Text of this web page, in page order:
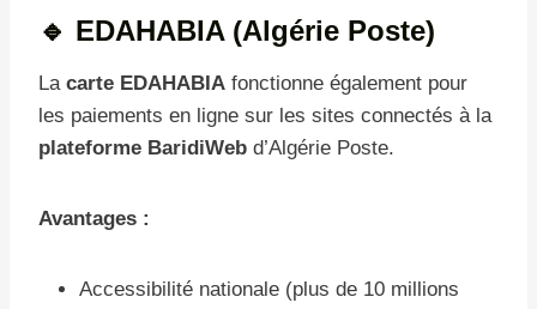
🔹 EDAHABIA (Algérie Poste)
La carte EDAHABIA fonctionne également pour
les paiements en ligne sur les sites connectés à la
plateforme BaridiWeb d’Algérie Poste.
Avantages :
Accessibilité nationale (plus de 10 millions